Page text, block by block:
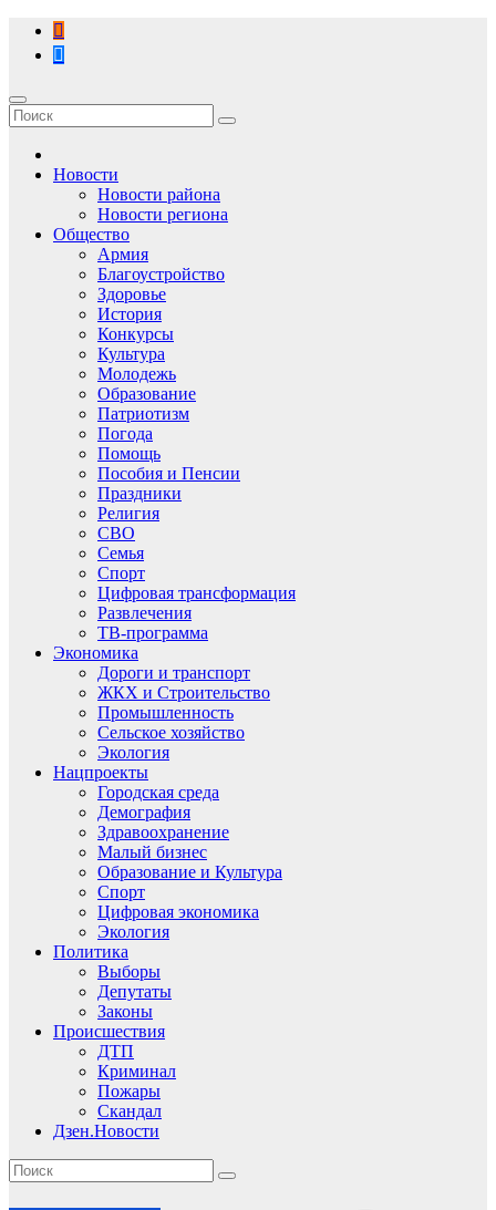
Перейти
содержимому
Новости
Новости района
Новости региона
Общество
Армия
Благоустройство
Здоровье
История
Конкурсы
Культура
Молодежь
Образование
Патриотизм
Погода
Помощь
Пособия и Пенсии
Праздники
Религия
СВО
Семья
Спорт
Цифровая трансформация
Развлечения
ТВ-программа
Экономика
Дороги и транспорт
ЖКХ и Строительство
Промышленность
Сельское хозяйство
Экология
Нацпроекты
Городская среда
Демография
Здравоохранение
Малый бизнес
Образование и Культура
Спорт
Цифровая экономика
Экология
Политика
Выборы
Депутаты
Законы
Происшествия
ДТП
Криминал
Пожары
Скандал
Дзен.Новости